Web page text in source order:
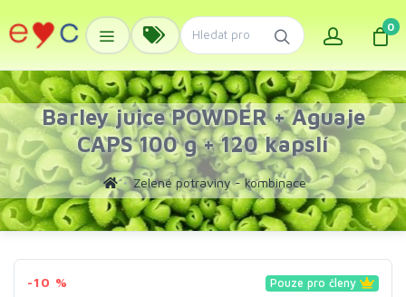
0
Barley juice POWDER + Aguaje
CAPS 100 g + 120 kapslí
Zelené potraviny - kombinace
-10 % Pouze pro členy